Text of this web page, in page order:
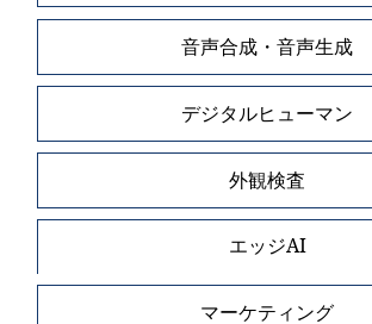
音声合成・音声生成
デジタルヒューマン
外観検査
エッジAI
マーケティング